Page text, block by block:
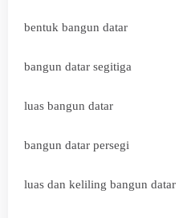
bentuk bangun datar
bangun datar segitiga
luas bangun datar
bangun datar persegi
luas dan keliling bangun datar